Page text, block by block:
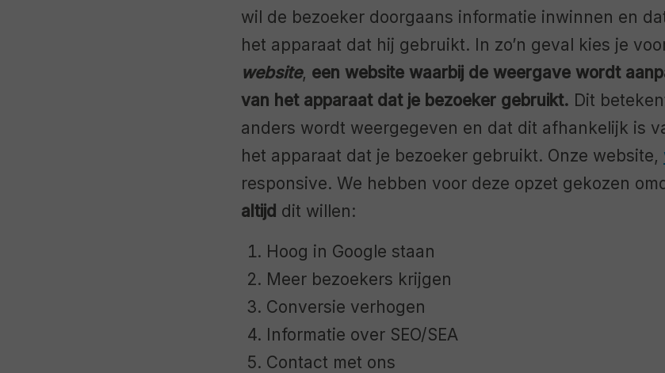
wil de bezoeker doorgaans informatie inwinnen en
het apparaat dat hij gebruikt. In zo’n geval kies je
website, een website waarbij de weergave wordt
van het apparaat dat je bezoeker gebruikt. Dit
anders wordt weergegeven en dat dit afhankelijk is
het apparaat dat je bezoeker gebruikt. Onze website,
responsive. We hebben voor deze opzet gekozen
altijd dit willen:
Hoog in Google staan
Meer bezoekers krijgen
Conversie verhogen
Informatie over SEO/SEA
Contact met ons